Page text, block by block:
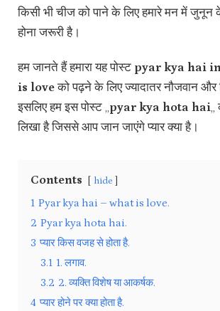
किसी भी चीज को पाने के लिए हमारे मन में जुनून
होना जरूरी है।
हम जानते हैं हमारा यह पोस्ट pyar kya hai
is loveको पढ़ने के लिए ज्यादातर नौजवान
इसलिए हम इस पोस्ट ,,pyar kya hota hai,,
लिखा है जिससे आप जान जाएंगे प्यार क्या है।
Contents hide
1 Pyar kya hai – what is love.
2 Pyar kya hota hai.
3 प्यार किस वजह से होता है.
3.1 1. लगाव.
3.2 2. व्यक्ति विशेष या आकर्षक.
4 प्यार होने पर क्या होता है.